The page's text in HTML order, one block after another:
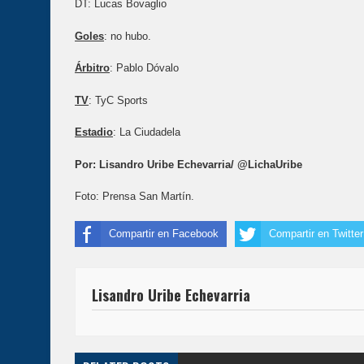
DT: Lucas Bovaglio
Goles: no hubo.
Árbitro: Pablo Dóvalo
TV: TyC Sports
Estadio: La Ciudadela
Por: Lisandro Uribe Echevarria/ @LichaUribe
Foto: Prensa San Martín.
Compartir en Facebook Compartir en Twitter
Lisandro Uribe Echevarria